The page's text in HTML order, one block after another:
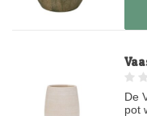
De
pot